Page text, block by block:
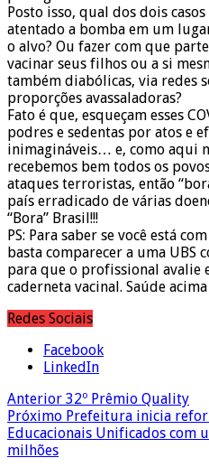
Posto isso, qual dos dois
atentado a bomba em um
o alvo? Ou fazer com que
vacinar seus filhos ou a si
também diabólicas, via redes
proporções avassaladoras?
Fato é que, esqueçam esses
podres e sedentas por atos e
inimagináveis… e, como aqui
recebemos bem todos os
ataques terroristas, então
país erradicado de várias
“Bora” Brasil!!!
PS: Para saber se você está
basta comparecer a uma UBS
para que o profissional avalie
caderneta vacinal. Saúde
Redes Sociais
Facebook
LinkedIn
Anterior 32º Prêmio Quality
Próximo Prefeitura inicia
Educacionais Unificados com
milhões